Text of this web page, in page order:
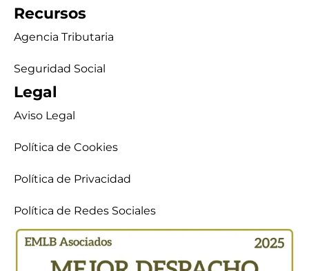
Recursos
Agencia Tributaria
Seguridad Social
Legal
Aviso Legal
Política de Cookies
Política de Privacidad
Política de Redes Sociales